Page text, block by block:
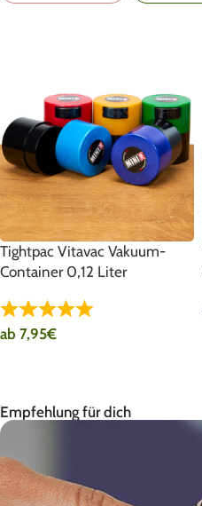
Tightpac Vitavac Vakuum-
Container 0,12 Liter
ab 7,95€
Empfehlung für dich